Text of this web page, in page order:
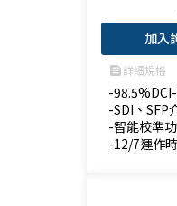
加入
feed詳細規格
-
-SDI、SFP
-智能校準
-12/7運作